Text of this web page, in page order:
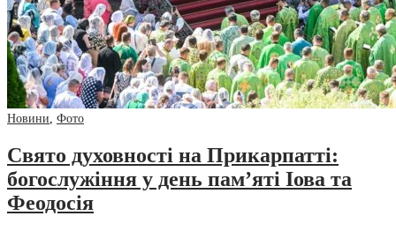
Новини, Фото
Свято духовності на Прикарпатті:
богослужіння у день пам’яті Іова та
Феодосія